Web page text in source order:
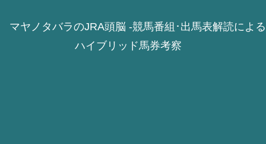
マヤノタバラのJRA頭脳 -競馬番組･出馬表解読による
ハイブリッド馬券考察